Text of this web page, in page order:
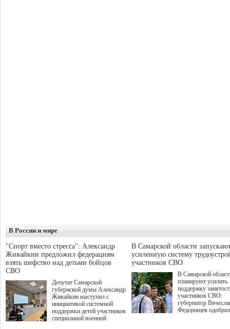
В России и мире
"Спорт вместо стресса": Александр
Живайкин предложил федерациям
взять шефство над детьми бойцов
СВО
Депутат Самарской
губернской думы Александр
Живайкин выступил с
инициативой системной
поддержки детей участников
специальной военной
В Самарской области
усиленную систему
участников СВО
В Самарской
планируют усилить
поддержку
участников СВО:
губернатор
Федорищев